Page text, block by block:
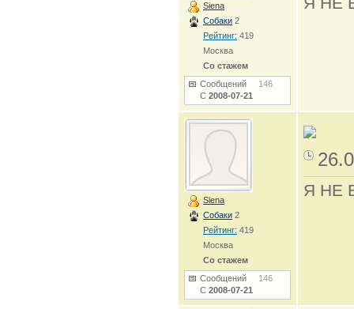
Siena
Собаки 2
Рейтинг: 419
Москва
Со стажем
Сообщений 146
С 2008-07-21
Siena
Собаки 2
Рейтинг: 419
Москва
Со стажем
Сообщений 146
С 2008-07-21
Я НЕ